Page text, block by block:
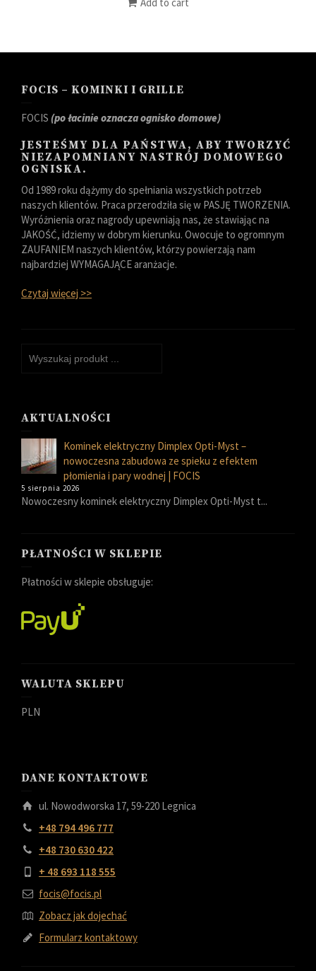
FOCIS – KOMINKI I GRILLE
FOCIS (po łacinie oznacza ognisko domowe)
JESTEŚMY DLA PAŃSTWA, ABY TWORZYĆ
NIEZAPOMNIANY NASTRÓJ DOMOWEGO
OGNISKA.
Od 1989 roku dążymy do spełniania wszystkich potrzeb
naszych klientów. Praca przerodziła się w PASJĘ TWORZENIA.
Wyróżnienia oraz nagrody upewniają nas, że stawiając na
JAKOŚĆ, idziemy w dobrym kierunku. Owocuje to ogromnym
ZAUFANIEM naszych klientów, którzy powierzają nam
najbardziej WYMAGAJĄCE aranżacje.
Czytaj więcej >>
AKTUALNOŚCI
Kominek elektryczny Dimplex Opti-Myst –
nowoczesna zabudowa ze spieku z efektem
płomienia i pary wodnej | FOCIS
5 sierpnia 2026
Nowoczesny kominek elektryczny Dimplex Opti-Myst t...
PŁATNOŚCI W SKLEPIE
Płatności w sklepie obsługuje:
WALUTA SKLEPU
PLN
DANE KONTAKTOWE
ul. Nowodworska 17, 59-220 Legnica
+48 794 496 777
+48 730 630 422
+ 48 693 118 555
focis@focis.pl
Zobacz jak dojechać
Formularz kontaktowy